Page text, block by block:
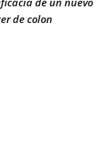
de colon